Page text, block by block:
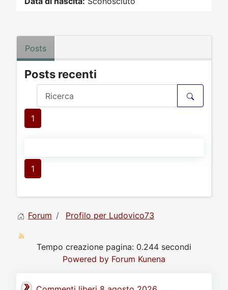
Posts
Posts recenti
1
1
Forum Profilo per Ludovico73
Tempo creazione pagina: 0.244 secondi
Powered by Forum Kunena